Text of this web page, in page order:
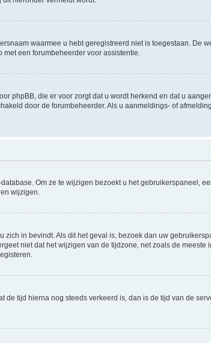
waarmee u hebt geregistreerd niet is toegestaan. De
een forumbeheerder voor assistentie.
phpBB, die er voor zorgt dat u wordt herkend en dat u
door de forumbeheerder. Als u aanmeldings- of
Om ze te wijzigen bezoekt u het gebruikerspaneel,
wijzigen.
in bevindt. Als dit het geval is, bezoek dan uw
niet dat het wijzigen van de tijdzone, net zoals de
tijd hierna nog steeds verkeerd is, dan is de tijd van de